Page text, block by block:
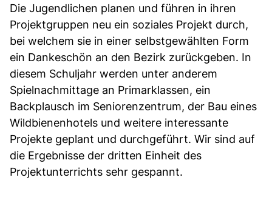
Die Jugendlichen planen und führen in ihren
Projektgruppen neu ein soziales Projekt durch,
bei welchem sie in einer selbstgewählten Form
ein Dankeschön an den Bezirk zurückgeben. In
diesem Schuljahr werden unter anderem
Spielnachmittage an Primarklassen, ein
Backplausch im Seniorenzentrum, der Bau eines
Wildbienenhotels und weitere interessante
Projekte geplant und durchgeführt. Wir sind auf
die Ergebnisse der dritten Einheit des
Projektunterrichts sehr gespannt.